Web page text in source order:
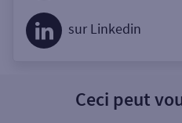
sur Linkedin
Ceci peut